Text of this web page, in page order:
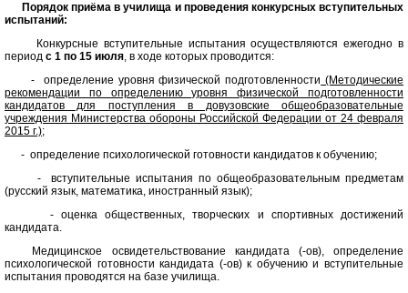
Порядок приёма в училища и проведения конкурсных вступительных
испытаний:
Конкурсные вступительные испытания осуществляются ежегодно в
период с 1 по 15 июля, в ходе которых проводится:
- определение уровня физической подготовленности (Методические
рекомендации по определению уровня физической подготовленности
кандидатов для поступления в довузовские общеобразовательные
учреждения Министерства обороны Российской Федерации от 24 февраля
2015 г.);
- определение психологической готовности кандидатов к обучению;
- вступительные испытания по общеобразовательным предметам
(русский язык, математика, иностранный язык);
- оценка общественных, творческих и спортивных достижений
кандидата.
Медицинское освидетельствование кандидата (-ов), определение
психологической готовности кандидата (-ов) к обучению и вступительные
испытания проводятся на базе училища.